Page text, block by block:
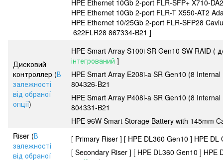
HPE Ethernet 10Gb 2-port FLR-SFP+ X710-
HPE Ethernet 10Gb 2-port FLR-T X550-AT2
HPE Ethernet 10/25Gb 2-port FLR-SFP28
622FLR28 867334-B21 ]
Дисковий
контроллер (В
залежності
від обраної
опції)
HPE Smart Array S100i SR Gen10 SW RAID (
інтегрований ]
HPE Smart Array E208i-a SR Gen10 (8
804326-B21
HPE Smart Array P408i-a SR Gen10 (8
804331-B21
HPE 96W Smart Storage Battery with 145mm
Riser (В
залежності
від обраної
[ Primary Riser ] [ HPE DL360 Gen10 ] HPE DL
[ Secondary Riser ] [ HPE DL360 Gen10 ]